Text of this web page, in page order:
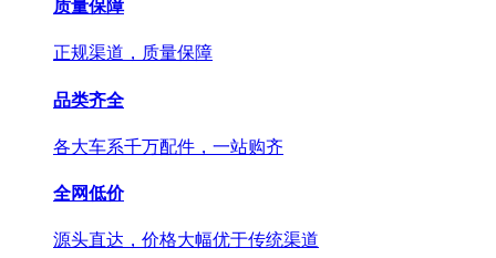
质量保障
正规渠道，质量保障
品类齐全
各大车系千万配件，一站购齐
全网低价
源头直达，价格大幅优于传统渠道